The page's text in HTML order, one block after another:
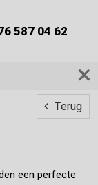
587 04 62
Terug
een perfecte